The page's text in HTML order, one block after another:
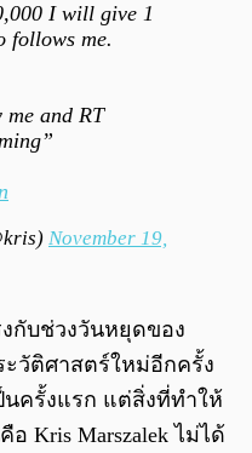
I will give 1
follows me.
and RT
November 19,
กับช่วงวันหยุดของ
ะวัติศาสตร์ใหม่อีกครั้ง
นครั้งแรก แต่สิ่งที่ทำให้
Kris Marszalek ไม่ได้